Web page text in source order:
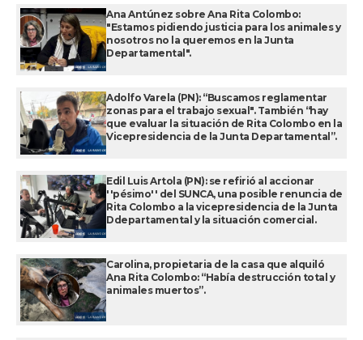
Ana Antúnez sobre Ana Rita Colombo:
"Estamos pidiendo justicia para los animales y
nosotros no la queremos en la Junta
Departamental".
Adolfo Varela (PN): “Buscamos reglamentar
zonas para el trabajo sexual". También “hay
que evaluar la situación de Rita Colombo en la
Vicepresidencia de la Junta Departamental”.
Edil Luis Artola (PN): se refirió al accionar
''pésimo'' del SUNCA, una posible renuncia de
Rita Colombo a la vicepresidencia de la Junta
Ddepartamental y la situación comercial.
Carolina, propietaria de la casa que alquiló
Ana Rita Colombo: “Había destrucción total y
animales muertos”.